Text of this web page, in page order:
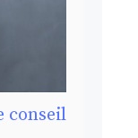
conseil